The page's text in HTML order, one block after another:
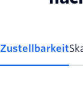
Zustellbarkeit